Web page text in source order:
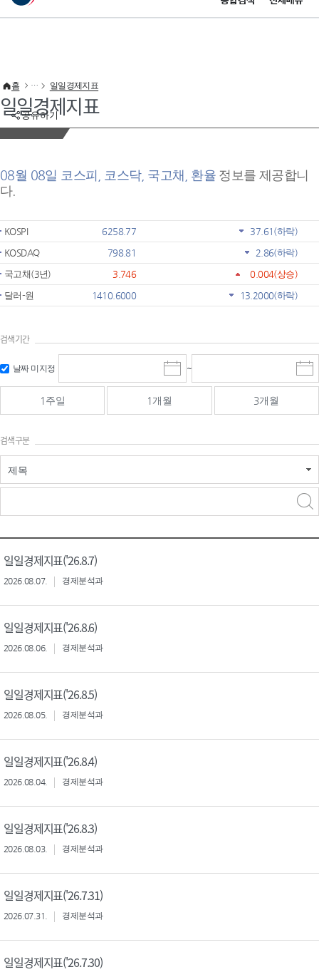
이 누리집은 대한민국 공식 전자정부 누리집입니다.
공유하기
홈 일일경제지표
일일경제지표
08월 08일 코스피, 코스닥, 국고채, 환율 정보를 제공합니
다.
KOSPI 6258.77 37.61 (하락)
KOSDAQ
798.81 2.86(하락)
국고채(3년)
3.746 0.004(상승)
달러-원
1410.6000 13.2000(하락)
검색기간
날짜 미지정
시
작
일
선
~
종
료
선
1주일 1개월 3개월
검색구분
제목
일일경제지표('26.8.7)
2026.08.07. 경제분석과
일일경제지표('26.8.6)
2026.08.06. 경제분석과
일일경제지표('26.8.5)
2026.08.05. 경제분석과
일일경제지표('26.8.4)
2026.08.04. 경제분석과
일일경제지표('26.8.3)
2026.08.03. 경제분석과
일일경제지표('26.7.31)
2026.07.31. 경제분석과
일일경제지표('26.7.30)